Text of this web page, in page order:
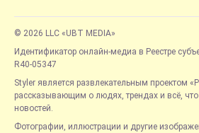
© 2026 LLC «UBT MEDIA»
Идентификатор онлайн-медиа в Реестре
R40-05347
Styler является развлекательным проектом
рассказывающим о людях, трендах и всё, что
новостей.
Фотографии, иллюстрации и другие